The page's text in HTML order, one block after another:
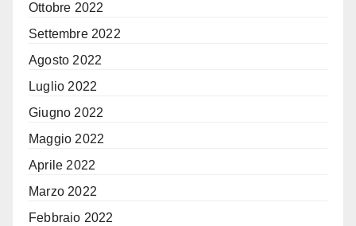
Ottobre 2022
Settembre 2022
Agosto 2022
Luglio 2022
Giugno 2022
Maggio 2022
Aprile 2022
Marzo 2022
Febbraio 2022